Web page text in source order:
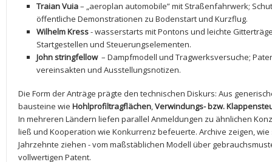
Traian⁣ Vuia– „aeroplan ⁤automobile” mit Straßenfahrwerk;
öffentliche Demonstrationen zu Bodenstart und Kurzflug.
Wilhelm Kress-⁣ wasserstarts mit Pontons und leichte
⁤Startgestellen⁤ und Steuerungselementen.
John stringfellow – Dampfmodell und Tragwerksversuche;
vereinsakten und Ausstellungsnotizen.
Die Form der Anträge prägte den technischen Diskurs: Aus
bausteine wie Hohlprofiltragflächen,Verwindungs- bzw.⁣
In mehreren Ländern liefen parallel Anmeldungen zu ähnlichen
ließ und Kooperation wie Konkurrenz befeuerte. Archive‍ zeigen,
Jahrzehnte ziehen -​ vom maßstäblichen Modell über
vollwertigen Patent.